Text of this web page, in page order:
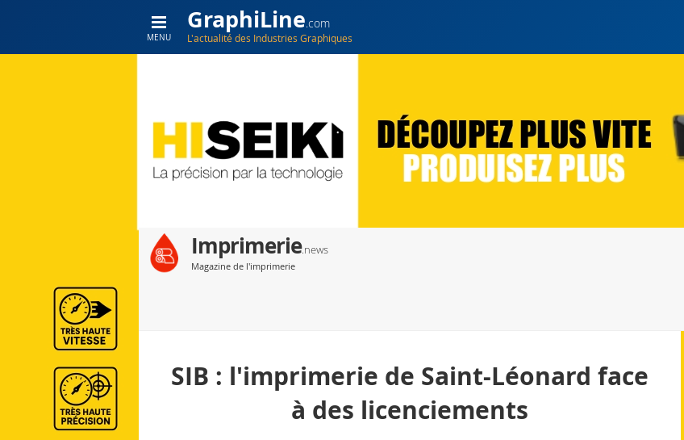
GraphiLine.com
L'actualité des Industries Graphiques
MENU
Imprimerie.news
Magazine de l'imprimerie
SIB : l'imprimerie de Saint-Léonard face
à des licenciements